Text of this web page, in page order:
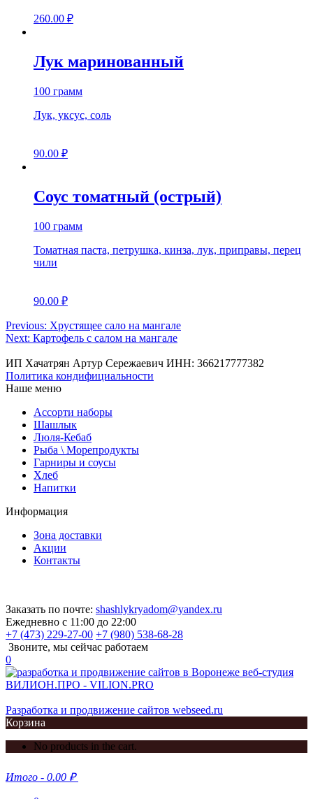
260.00 ₽
Лук маринованный
100 грамм
Лук, уксус, соль
90.00 ₽
Соус томатный (острый)
100 грамм
Томатная паста, петрушка, кинза, лук, приправы, перец
чили
90.00 ₽
Навигация
по
записям
Previous: Хрустящее сало на мангале
Next: Картофель с салом на мангале
ИП Хачатрян Артур Сережаевич ИНН: 366217777382
Политика кондифициальности
Наше меню
Ассорти наборы
Шашлык
Люля-Кебаб
Рыба \ Морепродукты
Гарниры и соусы
Хлеб
Напитки
Информация
Зона доставки
Акции
Контакты
Заказать по почте: shashlykryadom@yandex.ru
Ежедневно с 11:00 до 22:00
+7 (473) 229-27-00 +7 (980) 538-68-28
Звоните, мы сейчас работаем
0
Разработка и продвижение сайтов webseed.ru
Корзина
No products in the cart.
Итого - 0.00 ₽